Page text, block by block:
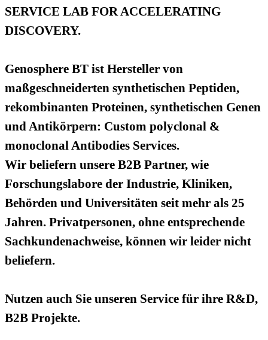
SERVICE LAB FOR ACCELERATING
DISCOVERY.
Genosphere BT ist Hersteller von
maßgeschneiderten synthetischen Peptiden,
rekombinanten Proteinen, synthetischen Genen
und Antikörpern: Custom polyclonal &
monoclonal Antibodies Services.
Wir beliefern unsere B2B Partner, wie
Forschungslabore der Industrie, Kliniken,
Behörden und Universitäten seit mehr als 25
Jahren. Privatpersonen, ohne entsprechende
Sachkundenachweise, können wir leider nicht
beliefern.
Nutzen auch Sie unseren Service für ihre R&D,
B2B Projekte.